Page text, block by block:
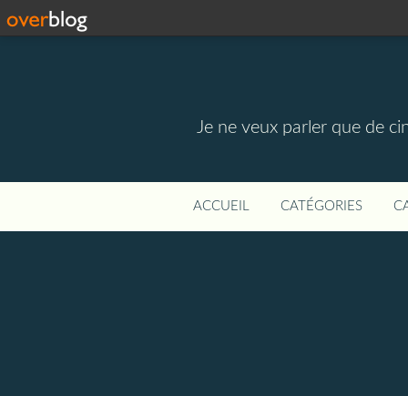
Je ne veux parler que de
ACCUEIL CATÉGORIES